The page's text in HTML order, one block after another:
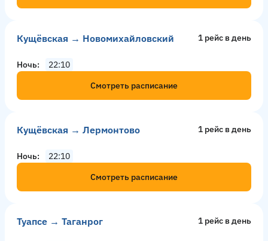
Кущёвская → Новомихайловский 1 рейс в день
Ночь
22:10
Смотреть расписание
Кущёвская → Лермонтово 1 рейс в день
Ночь
22:10
Смотреть расписание
Туапсе → Таганрог 1 рейс в день